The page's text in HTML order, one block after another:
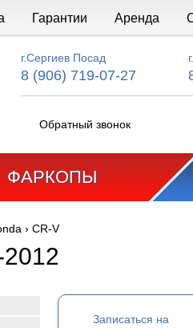
Гарантии Аренда
г.Сергиев Посад
8 (906) 719-07-27
Обратный звонок
ФАРКОПЫ
› CR-V
Записаться на